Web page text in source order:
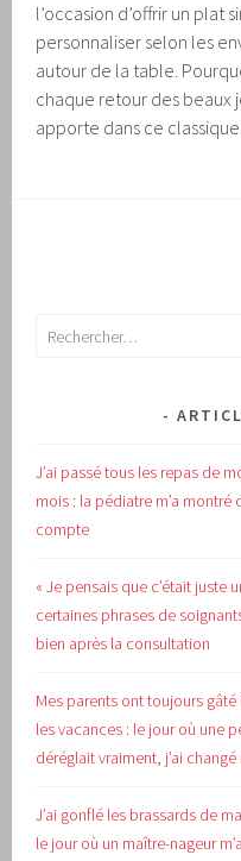
l’occasion d’offrir un plat
personnaliser selon les
autour de la table.
chaque retour des beaux
apporte dans ce
Rechercher :
J’ai passé tous les repas de
mois : la pédiatre m’a montré
compte
« Je pensais que c’était juste
certaines phrases de
bien après la consultation
Mes parents ont toujours
les vacances : le jour où une
déréglait vraiment, j’ai
J’ai gonflé les brassards de
le jour où un maître-nageur